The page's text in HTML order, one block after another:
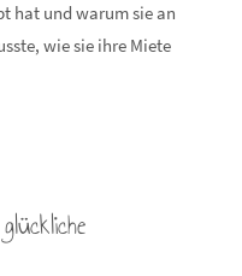
hat und warum sie an
wie sie ihre Miete